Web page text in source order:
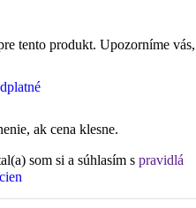
tento produkt. Upozorníme
ak cena klesne.
som si a súhlasím s pravidlá